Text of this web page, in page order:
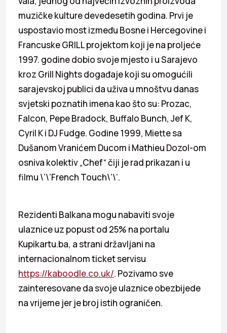
muzičke kulture devedesetih godina. Prvi je
uspostavio most između Bosne i Hercegovine i
Francuske GRILL projektom koji je na proljeće
1997. godine dobio svoje mjesto i u Sarajevo
kroz Grill Nights događaje koji su omogućili
sarajevskoj publici da uživa u mnoštvu danas
svjetski poznatih imena kao što su: Prozac,
Falcon, Pepe Bradock, Buffalo Bunch, Jef K,
Cyril K i DJ Fudge. Godine 1999, Miette sa
Dušanom Vranićem Ducom i Mathieu Dozol-om
osniva kolektiv „Chef“ čiji je rad prikazan i u
filmu \’\’French Touch\’\’.
Rezidenti Balkana mogu nabaviti svoje
ulaznice uz popust od 25% na portalu
Kupikartu.ba, a strani državljani na
internacionalnom ticket servisu
https://kaboodle.co.uk/. Pozivamo sve
zainteresovane da svoje ulaznice obezbijede
na vrijeme jer je broj istih ograničen.